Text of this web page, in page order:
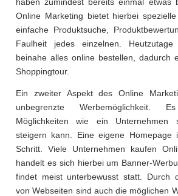
Online Marketing bietet hierbei
einfache Produktsuche,
Faulheit jedes einzelnen.
beinahe alles online bestellen, dadurch
Shoppingtour.
Ein zweiter Aspekt des Online
unbegrenzte Werbemöglichkeit.
Möglichkeiten wie ein Unternehmen
steigern kann. Eine eigene Homepage
Schritt. Viele Unternehmen kaufen
handelt es sich hierbei um Banner-
findet meist unterbewusst statt. Durch
von Webseiten sind auch die möglichen